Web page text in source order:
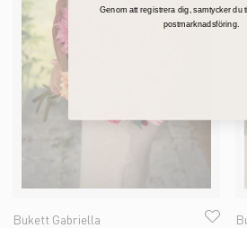
Bukett Gabriella
Genom att registrera dig, samtycker du
postmarknadsföring.